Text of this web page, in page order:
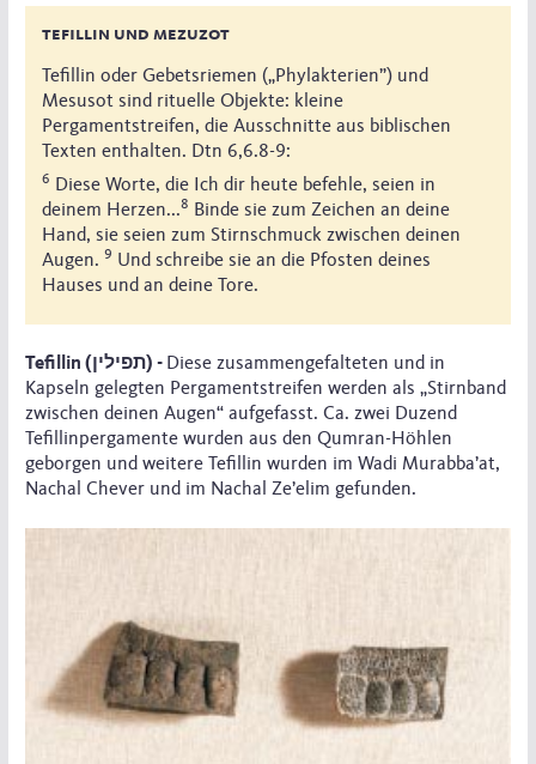
tefillin und mezuzot
Tefillin oder Gebetsriemen („Phylakterien”) und
Mesusot sind rituelle Objekte: kleine
Pergamentstreifen, die Ausschnitte aus biblischen
Texten enthalten. Dtn 6,6.8-9:
6 Diese Worte, die Ich dir heute befehle, seien in
deinem Herzen...8 Binde sie zum Zeichen an deine
Hand, sie seien zum Stirnschmuck zwischen deinen
Augen. 9 Und schreibe sie an die Pfosten deines
Hauses und an deine Tore.
Tefillin (תפילין) - Diese zusammengefalteten und in
Kapseln gelegten Pergamentstreifen werden als „Stirnband
zwischen deinen Augen“ aufgefasst. Ca. zwei Duzend
Tefillinpergamente wurden aus den Qumran-Höhlen
geborgen und weitere Tefillin wurden im Wadi Murabba’at,
Nachal Chever und im Nachal Ze’elim gefunden.